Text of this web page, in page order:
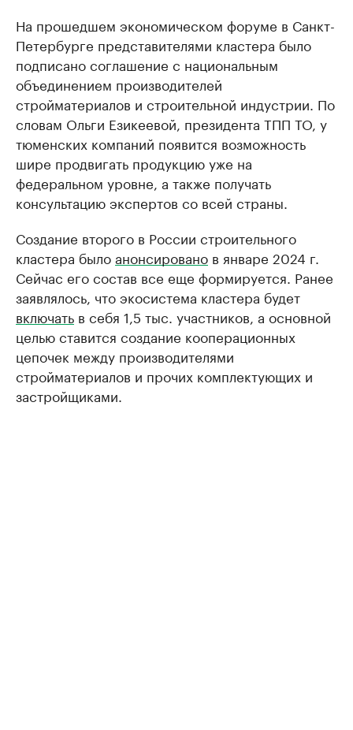
На прошедшем экономическом форуме в Санкт-
Петербурге представителями кластера было
подписано соглашение с национальным
объединением производителей
стройматериалов и строительной индустрии. По
словам Ольги Езикеевой, президента ТПП ТО, у
тюменских компаний появится возможность
шире продвигать продукцию уже на
федеральном уровне, а также получать
консультацию экспертов со всей страны.
Создание второго в России строительного
кластера былоанонсировано в январе 2024 г.
Сейчас его состав все еще формируется. Ранее
заявлялось, что экосистема кластера будет
включать в себя 1,5 тыс. участников, а основной
целью ставится создание кооперационных
цепочек между производителями
стройматериалов и прочих комплектующих и
застройщиками.